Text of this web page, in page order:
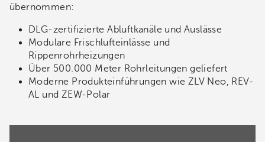
übernommen:
DLG-zertifizierte Abluftkanäle und Auslässe
Modulare Frischlufteinlässe und
Rippenrohrheizungen
Über 500.000 Meter Rohrleitungen geliefert
Moderne Produkteinführungen wie ZLV Neo, REV-
AL und ZEW-Polar